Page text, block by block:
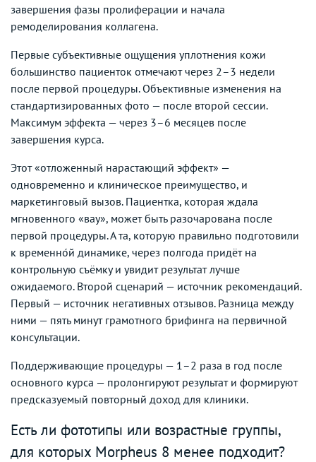
завершения фазы пролиферации и начала
ремоделирования коллагена.
Первые субъективные ощущения уплотнения кожи
большинство пациенток отмечают через 2–3 недели
после первой процедуры. Объективные изменения на
стандартизированных фото — после второй сессии.
Максимум эффекта — через 3–6 месяцев после
завершения курса.
Этот «отложенный нарастающий эффект» —
одновременно и клиническое преимущество, и
маркетинговый вызов. Пациентка, которая ждала
мгновенного «вау», может быть разочарована после
первой процедуры. А та, которую правильно подготовили
к временно́й динамике, через полгода придёт на
контрольную съёмку и увидит результат лучше
ожидаемого. Второй сценарий — источник рекомендаций.
Первый — источник негативных отзывов. Разница между
ними — пять минут грамотного брифинга на первичной
консультации.
Поддерживающие процедуры — 1–2 раза в год после
основного курса — пролонгируют результат и формируют
предсказуемый повторный доход для клиники.
Есть ли фототипы или возрастные группы,
для которых Morpheus 8 менее подходит?